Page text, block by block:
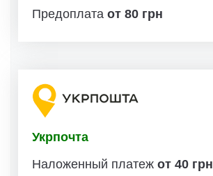
Предоплата от 80 грн
Укрпочта
Наложенный платеж от 40 грн